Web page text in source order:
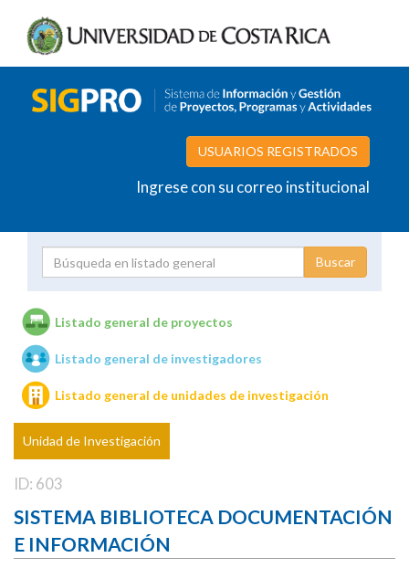
USUARIOS REGISTRADOS
Ingrese con su correo institucional
Unidades de investigación
Listado general de proyectos
Listado general de investigadores
Listado general de unidades de investigación
Unidad de Investigación
ID: 603
SISTEMA BIBLIOTECA DOCUMENTACIÓN
E INFORMACIÓN